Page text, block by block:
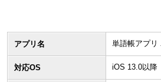
アプリ名 単語帳アプリ
対応OS iOS 13.0以降